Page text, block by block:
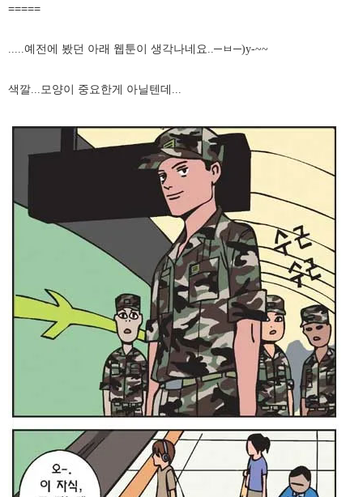
=====
.....예전에 봤던 아래 웹툰이 생각나네요..─ㅂ ─)y-~~
색깔...모양이 중요한게 아닐텐데...